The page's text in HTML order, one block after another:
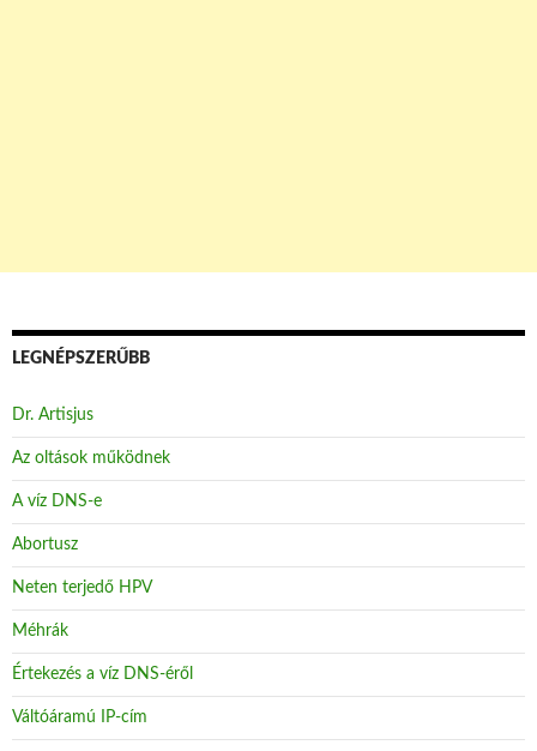
LEGNÉPSZERŰBB
Dr. Artisjus
Az oltások működnek
A víz DNS-e
Abortusz
Neten terjedő HPV
Méhrák
Értekezés a víz DNS-éről
Váltóáramú IP-cím